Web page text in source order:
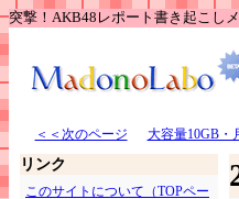
突撃！AKB48レポート書き起こし
＜＜次のページ 大容量10GB・
リンク
このサイトについて（TOPペー